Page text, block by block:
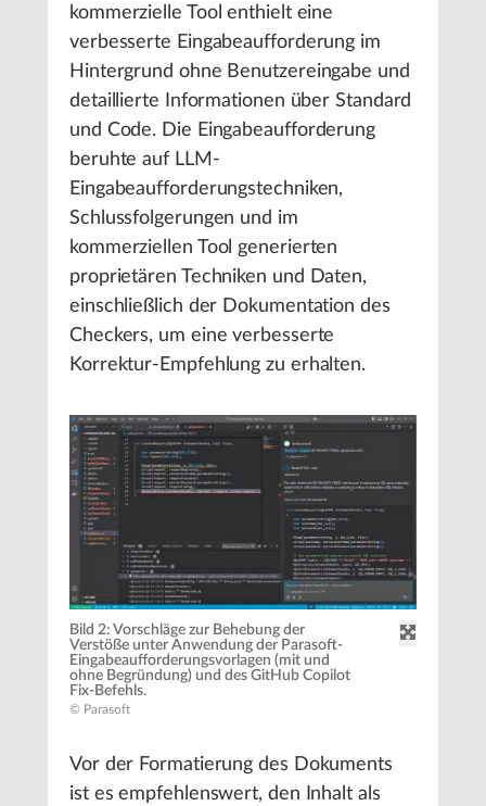
kommerzielle Tool enthielt eine
verbesserte Eingabeaufforderung im
Hintergrund ohne Benutzereingabe und
detaillierte Informationen über Standard
und Code. Die Eingabeaufforderung
beruhte auf LLM-
Eingabeaufforderungstechniken,
Schlussfolgerungen und im
kommerziellen Tool generierten
proprietären Techniken und Daten,
einschließlich der Dokumentation des
Checkers, um eine verbesserte
Korrektur-Empfehlung zu erhalten.
Bild 2: Vorschläge zur Behebung der
Verstöße unter Anwendung der Parasoft-
Eingabeaufforderungsvorlagen (mit und
ohne Begründung) und des GitHub Copilot
Fix-Befehls.
© Parasoft
Vor der Formatierung des Dokuments
ist es empfehlenswert, den Inhalt als